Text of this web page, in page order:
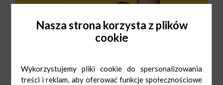
Nasza strona korzysta z plików
cookie
Wykorzystujemy pliki cookie do spersonalizowania
treści i reklam, aby oferować funkcje społecznościowe